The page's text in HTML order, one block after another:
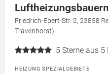
Friedrich-Ebert-Str. 2, 23858
Travenhorst)
5 Sterne aus 5
HEIZUNG SPEZIALGEBIETE